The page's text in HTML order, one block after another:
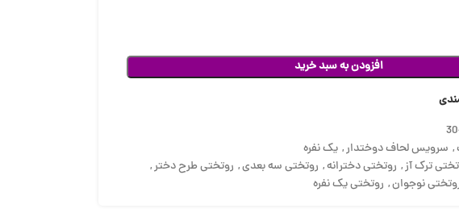
افزودن به سبد خرید
, سرویس لحاف دوختدار, یک نفره
ترک آز, روتختی دخترانه, روتختی سه بعدی, روتختی طرح دختر,
نوجوان, روتختی یک نفره